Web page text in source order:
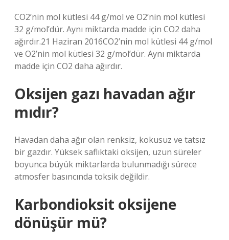
CO2’nin mol kütlesi 44 g/mol ve O2’nin mol kütlesi
32 g/mol’dür. Aynı miktarda madde için CO2 daha
ağırdır.21 Haziran 2016CO2’nin mol kütlesi 44 g/mol
ve O2’nin mol kütlesi 32 g/mol’dür. Aynı miktarda
madde için CO2 daha ağırdır.
Oksijen gazı havadan ağır
mıdır?
Havadan daha ağır olan renksiz, kokusuz ve tatsız
bir gazdır. Yüksek saflıktaki oksijen, uzun süreler
boyunca büyük miktarlarda bulunmadığı sürece
atmosfer basıncında toksik değildir.
Karbondioksit oksijene
dönüşür mü?